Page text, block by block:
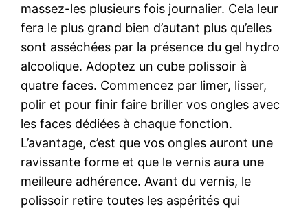
massez-les plusieurs fois journalier. Cela leur
fera le plus grand bien d’autant plus qu’elles
sont asséchées par la présence du gel hydro
alcoolique. Adoptez un cube polissoir à
quatre faces. Commencez par limer, lisser,
polir et pour finir faire briller vos ongles avec
les faces dédiées à chaque fonction.
L’avantage, c’est que vos ongles auront une
ravissante forme et que le vernis aura une
meilleure adhérence. Avant du vernis, le
polissoir retire toutes les aspérités qui